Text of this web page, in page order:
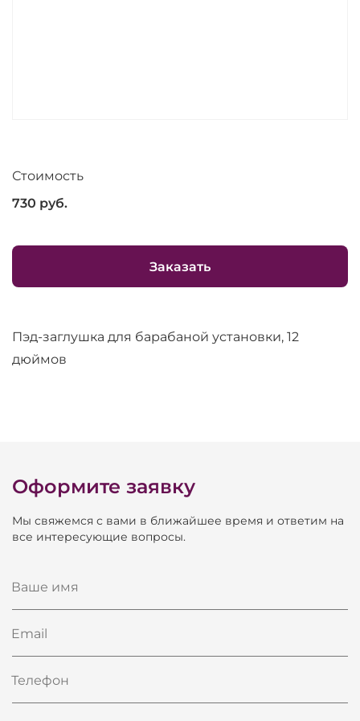
Стоимость
730 руб.
Заказать
Пэд-заглушка для барабаной установки, 12
дюймов
Оформите заявку
Мы свяжемся с вами в ближайшее время и ответим на
все интересующие вопросы.
Ваше имя
Email
Телефон